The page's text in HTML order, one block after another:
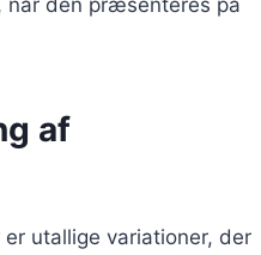
af
utallige variationer, der